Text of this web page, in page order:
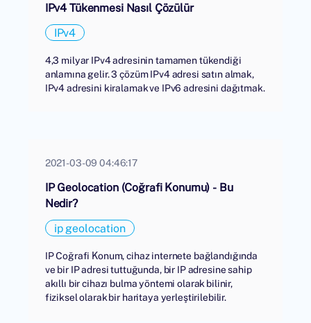
IPv4 Tükenmesi Nasıl Çözülür
IPv4
4,3 milyar IPv4 adresinin tamamen tükendiği
anlamına gelir. 3 çözüm IPv4 adresi satın almak,
IPv4 adresini kiralamak ve IPv6 adresini dağıtmak.
2021-03-09 04:46:17
IP Geolocation (Coğrafi Konumu) - Bu
Nedir?
ip geolocation
IP Coğrafi Konum, cihaz internete bağlandığında
ve bir IP adresi tuttuğunda, bir IP adresine sahip
akıllı bir cihazı bulma yöntemi olarak bilinir,
fiziksel olarak bir haritaya yerleştirilebilir.